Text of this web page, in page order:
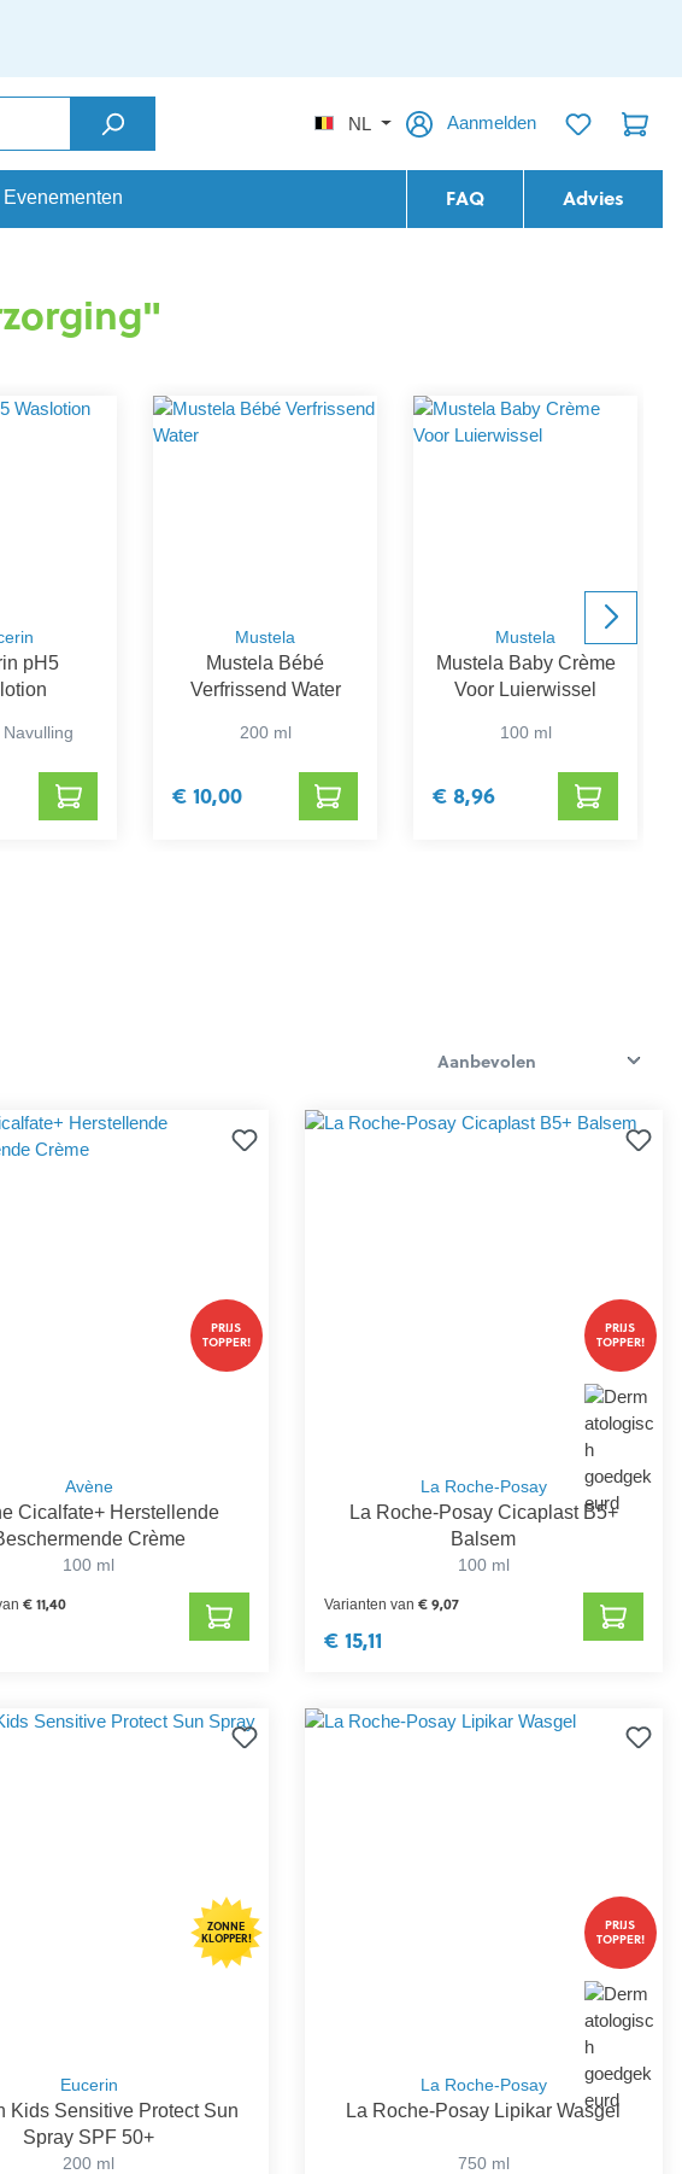
NL Aanmelden
Evenementen FAQ Advies
pH5
Mustela
Mustela Bébé
Verfrissend Water
200 ml
€ 10,00
Mustela
Mustela Baby Crème
Voor Luierwissel
100 ml
€ 8,96
PRIJS
TOPPER!
Avène
Cicalfate+ Herstellende
Crème
100 ml
€ 11,40
PRIJS
TOPPER!
La Roche-Posay
La Roche-Posay Cicaplast B5+
Balsem
100 ml
Varianten van € 9,07
€ 15,11
ZONNE
KLOPPER!
Eucerin
Kids Sensitive Protect Sun
Spray SPF 50+
200 ml
PRIJS
TOPPER!
La Roche-Posay
La Roche-Posay Lipikar Wasgel
750 ml